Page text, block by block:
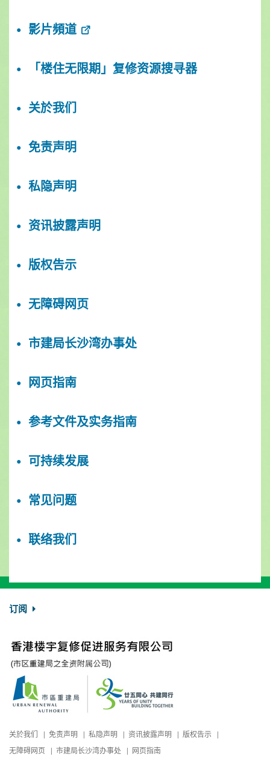
影片頻道
「楼住无限期」复修资源搜寻器
关於我们
免责声明
私隐声明
资讯披露声明
版权告示
无障碍网页
市建局长沙湾办事处
网页指南
参考文件及实务指南
可持续发展
常见问题
联络我们
订阅
关於我们 免责声明 私隐声明 资讯披露声明
版权告示
无障碍网页
市建局长沙湾办事处 网页指南